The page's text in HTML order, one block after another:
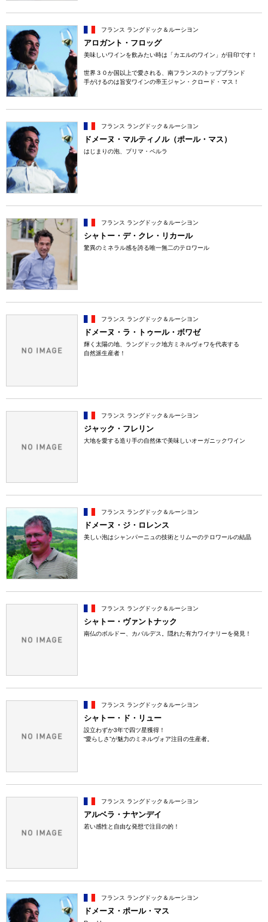
フランス ラングドック＆ルーシヨン
アロガント・フロッグ
美味しいワインを飲みたい時は「カエルのワイン」が目印です！
世界３０か国以上で愛される、南フランスのトップブランド
手がけるのは旨安ワインの帝王ジャン・クロード・マス！
フランス ラングドック＆ルーシヨン
ドメーヌ・マルティノル（ポール・マス）
はじまりの泡、プリマ・ペルラ
フランス ラングドック＆ルーシヨン
シャトー・デ・クレ・リカール
驚異のミネラル感を誇る唯一無二のテロワール
フランス ラングドック＆ルーシヨン
ドメーヌ・ラ・トゥール・ボワゼ
輝く太陽の地、ラングドック地方ミネルヴォワを代表する
自然派生産者！
フランス ラングドック＆ルーシヨン
ジャック・フレリン
大地を愛する造り手の自然体で美味しいオーガニックワイン
フランス ラングドック＆ルーシヨン
ドメーヌ・ジ・ロレンス
美しい泡はシャンパーニュの技術とリムーのテロワールの結晶
フランス ラングドック＆ルーシヨン
シャトー・ヴァントナック
南仏のボルドー、カバルデス。隠れた有力ワイナリーを発見！
フランス ラングドック＆ルーシヨン
シャトー・ド・リュー
設立わずか3年で四ツ星獲得！
“愛らしさ”が魅力のミネルヴォア注目の生産者。
フランス ラングドック＆ルーシヨン
アルベラ・ナヤンデイ
若い感性と自由な発想で注目の的！
フランス ラングドック＆ルーシヨン
ドメーヌ・ポール・マス